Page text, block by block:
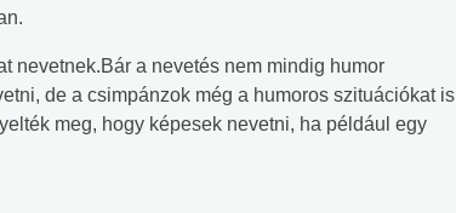
nevetnek.Bár a nevetés nem mindig humor
de a csimpánzok még a humoros szituációkat is
meg, hogy képesek nevetni, ha például egy